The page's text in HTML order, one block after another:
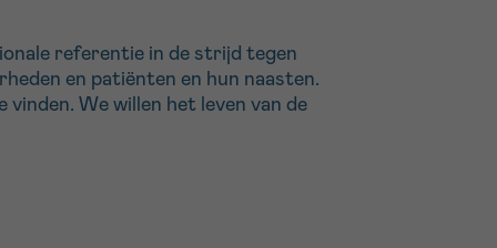
referentie in de strijd tegen
en patiënten en hun naasten.
We willen het leven van de